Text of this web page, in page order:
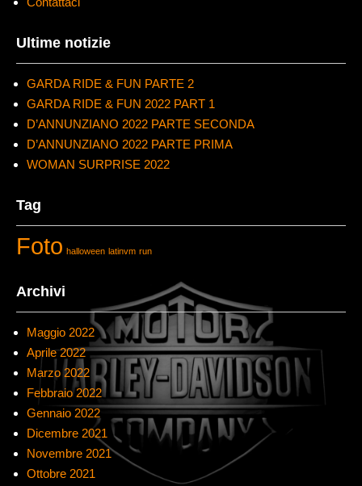
Ultime notizie
GARDA RIDE & FUN PARTE 2
GARDA RIDE & FUN 2022 PART 1
D’ANNUNZIANO 2022 PARTE SECONDA
D’ANNUNZIANO 2022 PARTE PRIMA
WOMAN SURPRISE 2022
Tag
Foto halloween latinvm run
Archivi
Maggio 2022
Aprile 2022
Marzo 2022
Febbraio 2022
Gennaio 2022
Dicembre 2021
Novembre 2021
Ottobre 2021